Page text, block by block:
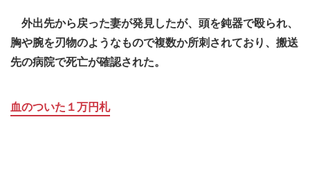
外出先から戻った妻が発見したが、頭を鈍器で殴られ、
胸や腕を刃物のようなもので複数か所刺されており、搬送
先の病院で死亡が確認された。
血のついた１万円札